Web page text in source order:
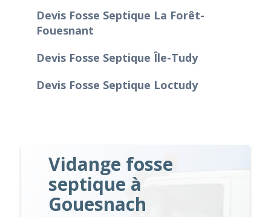
Devis Fosse Septique La Forêt-
Fouesnant
Devis Fosse Septique Île-Tudy
Devis Fosse Septique Loctudy
Vidange fosse
septique à
Gouesnach